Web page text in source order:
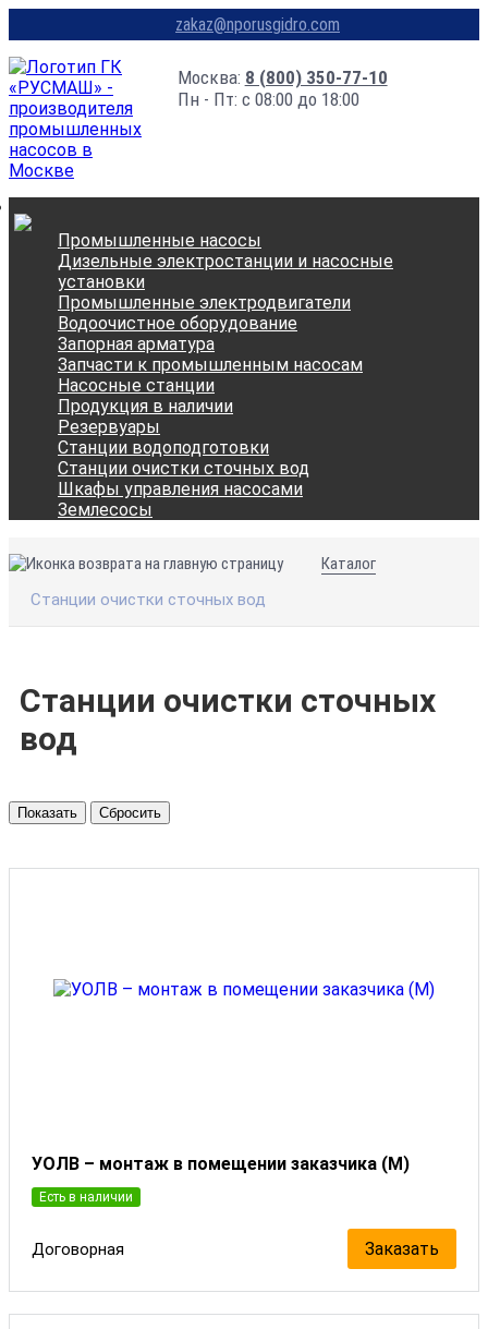
zakaz@nporusgidro.com
Москва: 8 (800) 350-77-10
Пн - Пт: с 08:00 до 18:00
Промышленные насосы
Дизельные электростанции и насосные
установки
Промышленные электродвигатели
Водоочистное оборудование
Запорная арматура
Запчасти к промышленным насосам
Насосные станции
Продукция в наличии
Резервуары
Станции водоподготовки
Станции очистки сточных вод
Шкафы управления насосами
Землесосы
Каталог
Станции очистки сточных вод
Станции очистки сточных
вод
УОЛВ – монтаж в помещении заказчика (М)
Есть в наличии
Договорная Заказать